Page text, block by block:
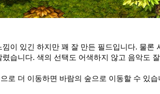
이 있긴 하지만 꽤 잘 만든 필드입니다. 물론
습니다. 색의 선택도 어색하지 않고 음악도
로 더 이동하면 바람의 숲으로 이동할 수 있습